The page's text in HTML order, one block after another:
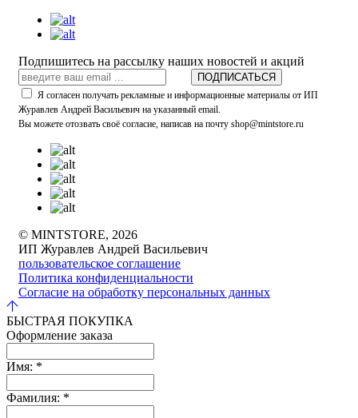
Подпишитесь на рассылку наших новостей и акций
ПОДПИСАТЬСЯ
Я согласен получать рекламные и информационные материалы от ИП
Журавлев Андрей Васильевич на указанный email.
Вы можете отозвать своё согласие, написав на почту shop@mintstore.ru
© MINTSTORE, 2026
ИП Журавлев Андрей Васильевич
пользовательское соглашение
Политика конфиденциальности
Согласие на обработку персональных данных
БЫСТРАЯ ПОКУПКА
Оформление заказа
Имя: *
Фамилия: *